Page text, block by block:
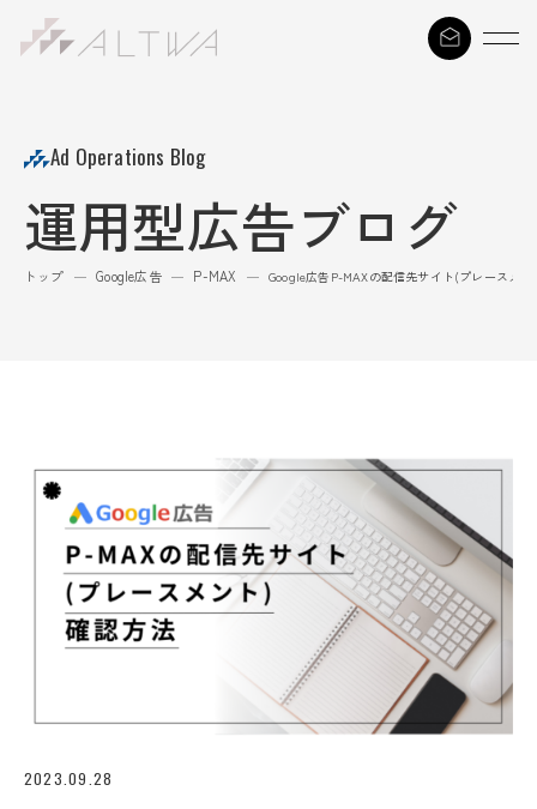
Ad Operations Blog
運用型広告ブログ
トップ — Google広告 — P-MAX — Google広告P-MAXの配信先サイト(プレースメ
2023.09.28